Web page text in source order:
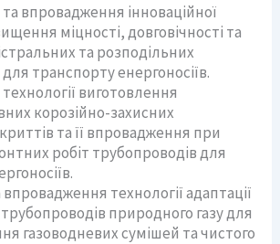
впровадження інноваційної
міцності, довговічності та
та розподільних
транспорту енергоносіїв.
виготовлення
корозійно-захисних
та її впровадження при
робіт трубопроводів для
технології адаптації
природного газу для
газоводневих сумішей та чистого